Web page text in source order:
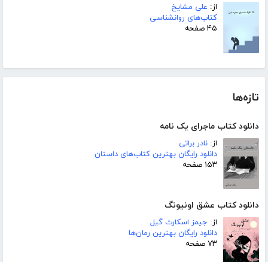
از: علی مشایخ
کتاب‌های روانشناسی
۴۵ صفحه
تازه‌ها
دانلود کتاب ماجرای یک نامه
از: نادر براتی
دانلود رایگان بهترین کتاب‌های داستان
۱۵۳ صفحه
دانلود کتاب عشق اونیونگ
از: جیمز اسکارث گیل
دانلود رایگان بهترین رمان‌ها
۷۳ صفحه